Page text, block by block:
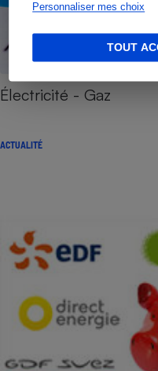
Personnaliser mes choix
TOUT
Électricité - Gaz
ACTUALITÉ